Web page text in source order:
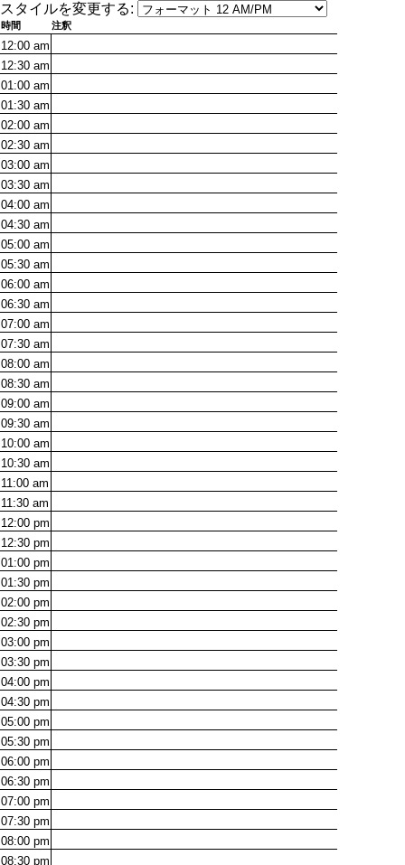
スタイルを変更する:
時間 注釈
12:00 am
12:30 am
01:00 am
01:30 am
02:00 am
02:30 am
03:00 am
03:30 am
04:00 am
04:30 am
05:00 am
05:30 am
06:00 am
06:30 am
07:00 am
07:30 am
08:00 am
08:30 am
09:00 am
09:30 am
10:00 am
10:30 am
11:00 am
11:30 am
12:00 pm
12:30 pm
01:00 pm
01:30 pm
02:00 pm
02:30 pm
03:00 pm
03:30 pm
04:00 pm
04:30 pm
05:00 pm
05:30 pm
06:00 pm
06:30 pm
07:00 pm
07:30 pm
08:00 pm
08:30 pm